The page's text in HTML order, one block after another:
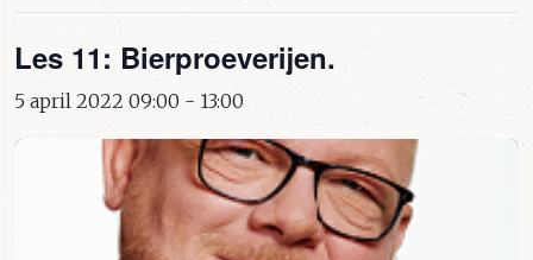
Les 11: Bierproeverijen.
5 april 2022 09:00 - 13:00